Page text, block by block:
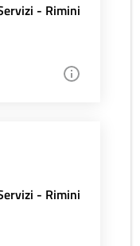
- Rimini
- Rimini